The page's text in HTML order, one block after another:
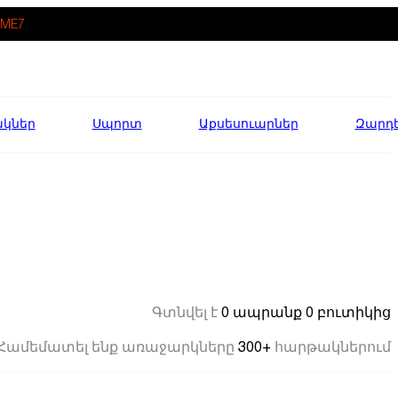
Սպորտ Աքսեսուարներ
Գտնվել է 0 ապրանք 0 բուտիկից
ենք առաջարկները 300+ հարթակներում